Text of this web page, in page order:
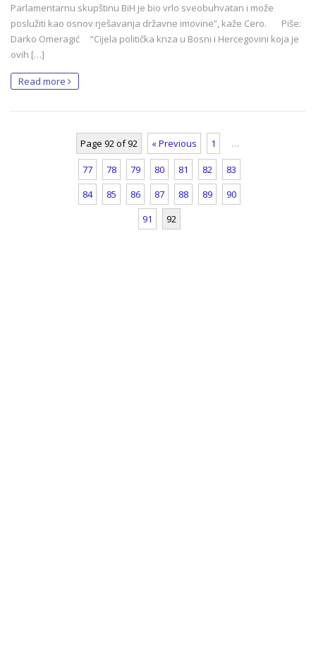
Parlamentarnu skupštinu BiH je bio vrlo sveobuhvatan i može
poslužiti kao osnov rješavanja državne imovine”, kaže Cero. Piše:
Darko Omeragić “Cijela politička kriza u Bosni i Hercegovini koja je
ovih […]
Read more
Page 92 of 92 « Previous 1 …
77 78 79 80 81 82
83
84
85 86 87 88 89
90
91
92